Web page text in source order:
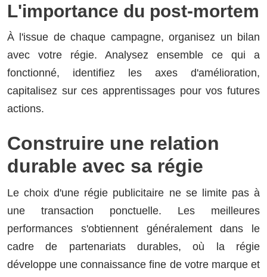
L'importance du post-mortem
À l'issue de chaque campagne, organisez un bilan
avec votre régie. Analysez ensemble ce qui a
fonctionné, identifiez les axes d'amélioration,
capitalisez sur ces apprentissages pour vos futures
actions.
Construire une relation
durable avec sa régie
Le choix d'une régie publicitaire ne se limite pas à
une transaction ponctuelle. Les meilleures
performances s'obtiennent généralement dans le
cadre de partenariats durables, où la régie
développe une connaissance fine de votre marque et